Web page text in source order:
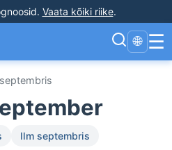
. Vaata kõiki riike.
🌐 ☰
Ilm septembris